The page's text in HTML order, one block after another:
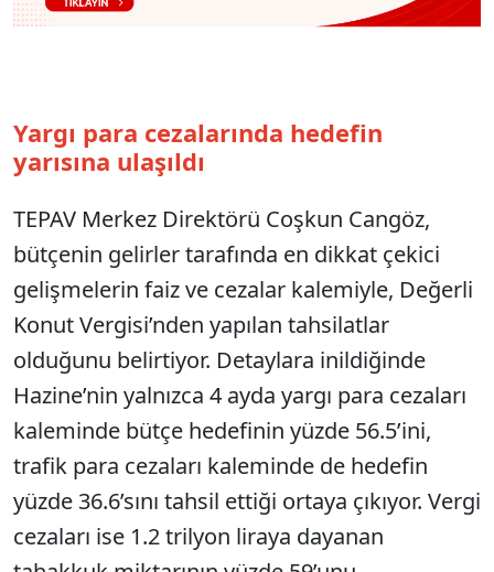
Yargı para cezalarında hedefin
yarısına ulaşıldı
TEPAV Merkez Direktörü Coşkun Cangöz,
bütçenin gelirler tarafında en dikkat çekici
gelişmelerin faiz ve cezalar kalemiyle, Değerli
Konut Vergisi’nden yapılan tahsilatlar
olduğunu belirtiyor. Detaylara inildiğinde
Hazine’nin yalnızca 4 ayda yargı para cezaları
kaleminde bütçe hedefinin yüzde 56.5’ini,
trafik para cezaları kaleminde de hedefin
yüzde 36.6’sını tahsil ettiği ortaya çıkıyor. Vergi
cezaları ise 1.2 trilyon liraya dayanan